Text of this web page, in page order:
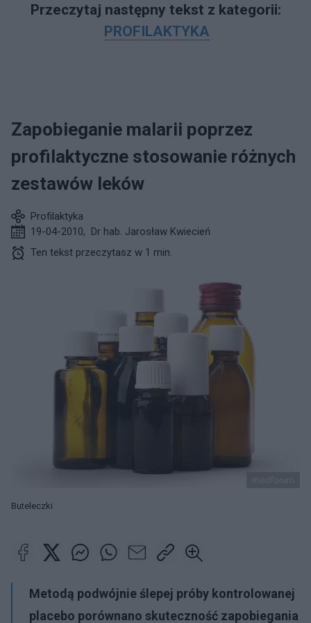
Przeczytaj następny tekst z kategorii:
PROFILAKTYKA
Zapobieganie malarii poprzez
profilaktyczne stosowanie różnych
zestawów leków
Profilaktyka
19-04-2010, Dr hab. Jarosław Kwiecień
Ten tekst przeczytasz w 1 min.
Buteleczki
Metodą podwójnie ślepej próby kontrolowanej
placebo porównano skuteczność zapobiegania